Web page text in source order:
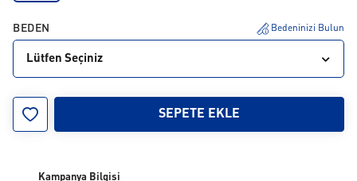
BEDEN Bedeninizi Bulun
Lütfen Seçiniz
45 46
SEPETE EKLE
Kampanya Bilgisi